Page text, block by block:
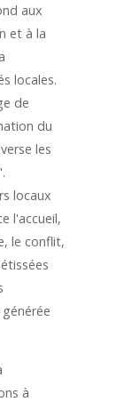
aux
et à la
locales.
de
du
les
locaux
l'accueil,
le conflit,
à